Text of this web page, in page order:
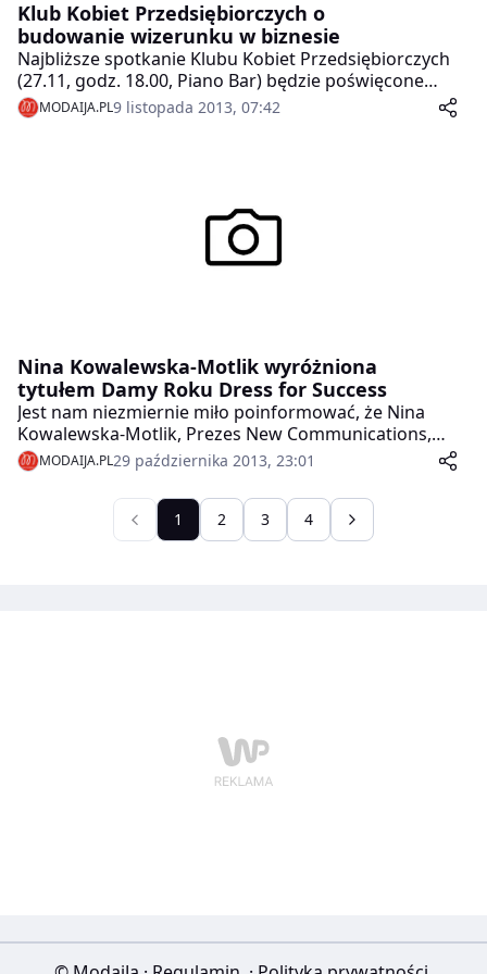
Klub Kobiet Przedsiębiorczych o
budowanie wizerunku w biznesie
Najbliższe spotkanie Klubu Kobiet Przedsiębiorczych
(27.11, godz. 18.00, Piano Bar) będzie poświęcone
tematowi budowania wizerunku w biznesie.
Poprowadzą je dwie specjalistki, które o wizerunku
oraz rozwoju osobistego w kontekście budowania
biznesowego wizerunk. Marta Siembab – trenerka
zapachowa i jedyna w Polsce senselierka przybliży
MODAIJA.PL9 listopada 2013, 07:42
Nina Kowalewska-Motlik wyróżniona
tytułem Damy Roku Dress for Success
Jest nam niezmiernie miło poinformować, że Nina
Kowalewska-Motlik, Prezes New Communications,
wyłącznego przedstawiciela projektu Superbrands w
Polsce, została wyróżniona tytułem Damy Roku,
nadawanym przez Dress for Success – największą na
świecie organizację non-profit pomagającą kobietom
defaworyzowanym na rynku pracy.
MODAIJA.PL29 października 2013, 23:01
1 2 3 4